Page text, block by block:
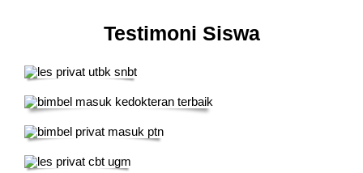
Testimoni Siswa